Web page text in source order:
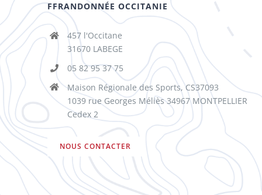
FFRANDONNÉE OCCITANIE
457 l'Occitane
31670 LABEGE
05 82 95 37 75
Maison Régionale des Sports, CS37093
1039 rue Georges Méliès 34967 MONTPELLIER
Cedex 2
NOUS CONTACTER